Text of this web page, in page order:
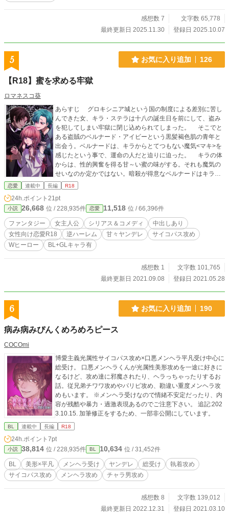
感想数 7
文字数 65,778
最終更新日 2025.11.30
登録日 2025.10.07
5 お気に入り追加 126
【R18】蜜を求める牢獄
ロマネスコ葵
あらすじ グロキシニア城という国の制度による差別に苦し
んできた女、キラ・ステラは十八の誕生日を前にして、盗み
を犯してしまい牢獄に閉じ込められてしまった。 そこでと
ある盗賊のベルナード・アイビーという黒髪褐色肌の青年と
出会う。ベルナードは、キラからとてつもない魔気<マキ>を
感じたという事で、運命の人だと迫りに迫った。 キラの体
からは、性的興奮を得る甘～い蜜の味がする。それも魔気の
せいなのか定かではない。暗殺が得意なベルナードはキラの
味をしめてしまい、誰にも渡すものかと他人に対し敵意+殺意
弟ルーツリア・アイビーにも隙を盗られてしまう。 甘々ヤン
デレチックな兄 ✕ 愛されまくって流されちゃう主人公。
サイコパスで天才肌な弟 ✕ 嫌々ながらも体を許してしま
う主人公。 最終的にキラはどちらを選ぶのか？ ★エロ回
は※マークつけます。 ★メイン・サブヒーローがいるので両
方とセックスをします。苦手な方はご注意ください。 ★BL・
います。 ほぼプロット無しで書いてるので更新不定期・何度
か修正をかけています。大幅修正の場合は告知します。
恋愛 連載中 長編 R18
24h.ポイント 21pt
小説 26,668 位 / 228,935件 恋愛 11,518 位 / 66,396件
ファンタジー 女主人公 シリアス＆コメディ
中出しあり
女性向け恋愛R18
逆ハーレム 甘々ヤンデレ
サイコパス攻め
Wヒーロー
BL+GLキャラ有
感想数 1
文字数 101,765
最終更新日 2021.09.08
登録日 2021.05.28
6 お気に入り追加 190
病み病みぴんくめろめろピース
COCOmi
博愛主義光属性サイコパス攻め×口悪メンヘラ平凡受け中心に
総受け。 口悪メンヘラくんが光属性美形攻めを一途に好きに
なるけど、攻め達に邪魔されたり、ヘラっちゃったりするお
話。従兄弟チワワ攻めやパリピ攻め、勘違い重度メンヘラ攻
めもいます。 ※メンヘラ受けなので情緒不安定だったり、内
容が残酷や暴力・過激表現あるのでご注意下さい。 追記:202
3.10.15. 加筆修正をするため、一部非公開にしています。
BL 連載中 長編 R18
24h.ポイント 7pt
小説 38,814 位 / 228,935件 BL 10,634 位 / 31,452件
BL 美形×平凡 メンヘラ受け ヤンデレ 総受け
執着攻め
サイコパス攻め
メンヘラ攻め チャラ男攻め
感想数 8
文字数 139,012
最終更新日 2022.12.31
登録日 2021.03.10